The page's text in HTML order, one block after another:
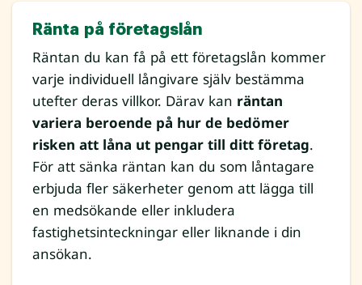
Ränta på företagslån
Räntan du kan få på ett företagslån kommer
varje individuell långivare själv bestämma
utefter deras villkor. Därav kan räntan
variera beroende på hur de bedömer
risken att låna ut pengar till ditt företag.
För att sänka räntan kan du som låntagare
erbjuda fler säkerheter genom att lägga till
en medsökande eller inkludera
fastighetsinteckningar eller liknande i din
ansökan.